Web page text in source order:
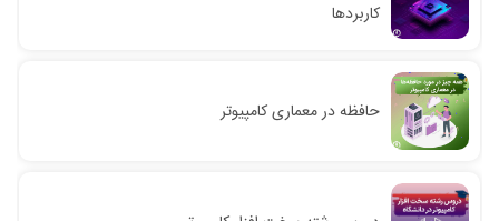
کاربردها
حافظه در معماری کامپیوتر